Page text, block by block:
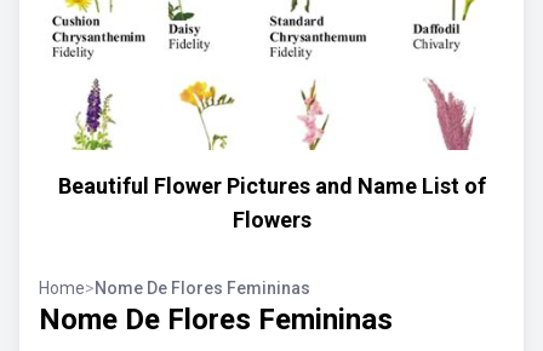
Beautiful Flower Pictures and Name List of
Flowers
Home>Nome De Flores Femininas
Nome De Flores Femininas